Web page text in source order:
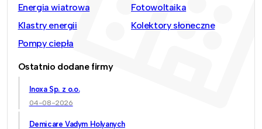
Energia wiatrowa
Fotowoltaika
Klastry energii
Kolektory słoneczne
Pompy ciepła
Ostatnio dodane firmy
Inoxa Sp. z o.o.
04-08-2026
Demicare Vadym Holyanych